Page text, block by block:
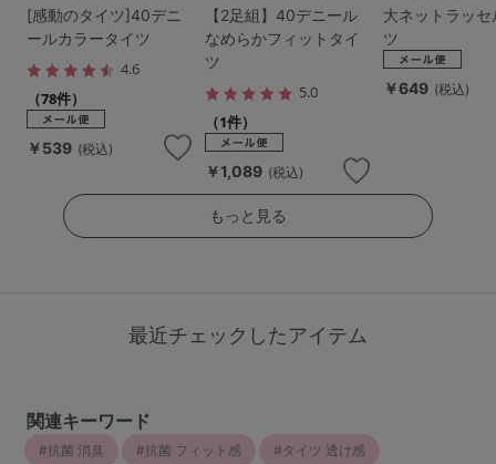
[感動のタイツ]40デニ
ールカラータイツ
4.6
（78件）
￥539 (税込)
【2足組】40デニール
なめらかフィットタイ
ツ
5.0
（1件）
￥1,089 (税込)
大ネットラッ
ツ
￥649 (税込)
もっと見る
最近チェックしたアイテム
関連キーワード
抗菌 消臭 抗菌 フィット感 タイツ 透け感